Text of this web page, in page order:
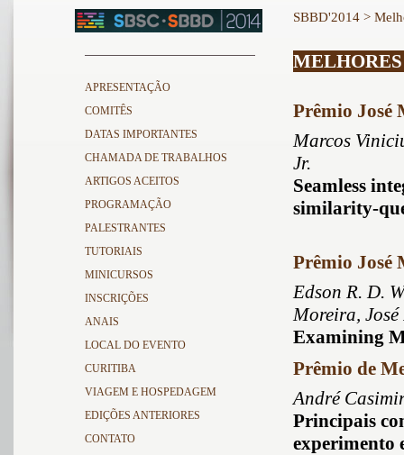
APRESENTAÇÃO
COMITÊS
DATAS IMPORTANTES
CHAMADA DE TRABALHOS
ARTIGOS ACEITOS
PROGRAMAÇÃO
PALESTRANTES
TUTORIAIS
MINICURSOS
INSCRIÇÕES
ANAIS
LOCAL DO EVENTO
CURITIBA
VIAGEM E HOSPEDAGEM
EDIÇÕES ANTERIORES
CONTATO
SBBD'2014 >
Prêmio José
Marcos
Jr.
Seamless
similarity-
Prêmio José
Edson R. D.
Moreira,
Examining
Prêmio de
André
Principais
experimento